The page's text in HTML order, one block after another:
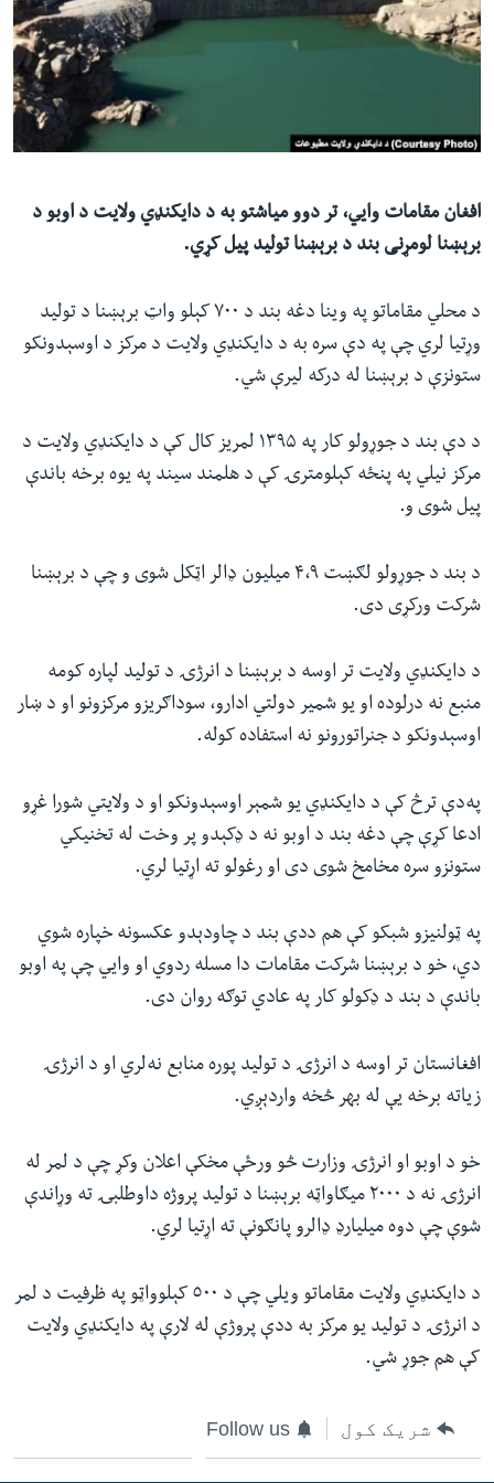
شئ
لټون
لاړ
له مونږ سره په تماس کې پاتې شئ
ژبې
افغان مقامات وایي، تر دوو میاشتو به د دایکنډي ولایت د اوبو د
برېښنا لومړنی بند د برېښنا تولید پیل کړي.
د محلي مقاماتو په وینا دغه بند د ٧٠٠ کېلو واټ برېښنا د تولید
وړتیا لري چې په دې سره به د دایکنډي ولایت د مرکز د اوسېدونکو
ستونزې د برېښنا له درکه لیرې شي.
د دې بند د جوړولو کار په ۱۳۹۵ لمریز کال کې د دایکنډي ولایت د
مرکز نیلي په پنځه کېلومترۍ کې د هلمند سیند په یوه برخه باندې
پیل شوی و.
د بند د جوړولو لګښت ۴،۹ میلیون ډالر اټکل شوی و چې د برېښنا
شرکت ورکړی دی.
د دایکنډي ولایت تر اوسه د برېښنا د انرژۍ د تولید لپاره کومه
منبع نه درلوده او یو شمیر دولتي ادارو، سوداګریزو مرکزونو او د ښار
اوسېدونکو د جنراتورونو نه استفاده کوله.
په‌دې ترڅ کې د دایکنډي یو شمېر اوسېدونکو او د ولایتي شورا غړو
ادعا کړې چې دغه بند د اوبو نه د ډکېدو پر وخت له تخنیکي
ستونزو سره مخامخ شوی دی او رغولو ته اړتیا لري.
په ټولنیزو شبکو کې هم ددې بند د چاودېدو عکسونه خپاره شوي
دي، خو د برېښنا شرکت مقامات دا مسله ردوي او وایي چې په اوبو
باندې د بند د ډکولو کار په عادي توګه روان دی.
افغانستان تر اوسه د انرژۍ د تولید پوره منابع نه‌لري او د انرژۍ
زیاته برخه یې له بهر څخه واردېږي.
خو د اوبو او انرژۍ وزارت څو ورځې مخکې اعلان وکړ چې د لمر له
انرژۍ نه د ۲۰۰۰ میګاواټه برېښنا د تولید پروژه داوطلبۍ ته وړاندې
شوې چې دوه میلیارډ ډالرو پانګونې ته اړتیا لري.
د دایکنډي ولایت مقاماتو ویلي چې د ٥٠٠ کېلوواټو په ظرفیت د لمر
د انرژۍ د تولید یو مرکز به ددې پروژې له لارې په دایکنډي ولایت
کې هم جوړ شي.
شریک کول Follow us